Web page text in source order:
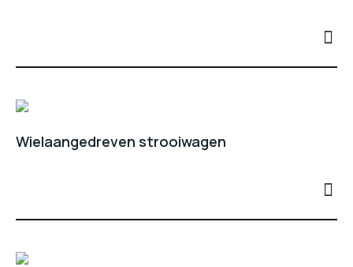
Wielaangedreven strooiwagen